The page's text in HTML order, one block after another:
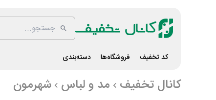
کد تخفیف فروشگاه‌ها دسته‌بندی
کانال تخفیف مد و لباس شهرمون